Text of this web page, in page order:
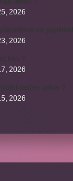
2026
2026
2026
2026